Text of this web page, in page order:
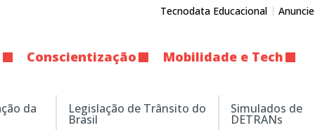
Tecnodata Educacional Anuncie
Conscientização Mobilidade e Tech
da Legislação de Trânsito do
Brasil
Simulados de
DETRANs